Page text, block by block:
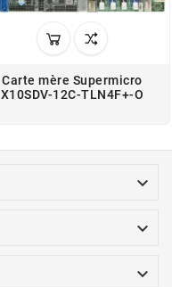
Carte mère Supermicro
X10SDV-12C-TLN4F+-O


